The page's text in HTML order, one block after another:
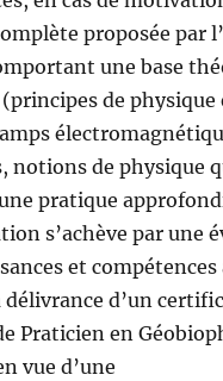
proposée par
une base
de physique
notions de physique
pratique
s’achève par une
et compétences
d’un
Praticien en
vue d’une